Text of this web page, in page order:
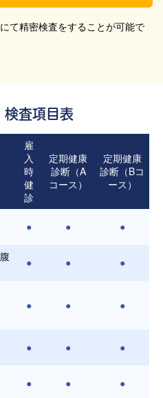
て精密検査をすることが可能で
検査項目表
雇
入
時
健
診
定期健康
診断（A
コース）
定期健康
診断（Bコ
ース）
● ● ●
● ● ●
● ● ●
● ● ●
● ● ●